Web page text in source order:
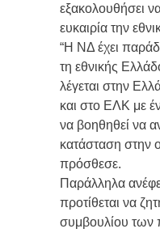
εξακολουθήσει
ευκαιρία την
“Η ΝΔ έχει
τη εθνικής
λέγεται στην
και στο ΕΛΚ με
να βοηθηθεί να
κατάσταση στην
πρόσθεσε.
Παράλληλα
προτίθεται να
συμβουλίου των